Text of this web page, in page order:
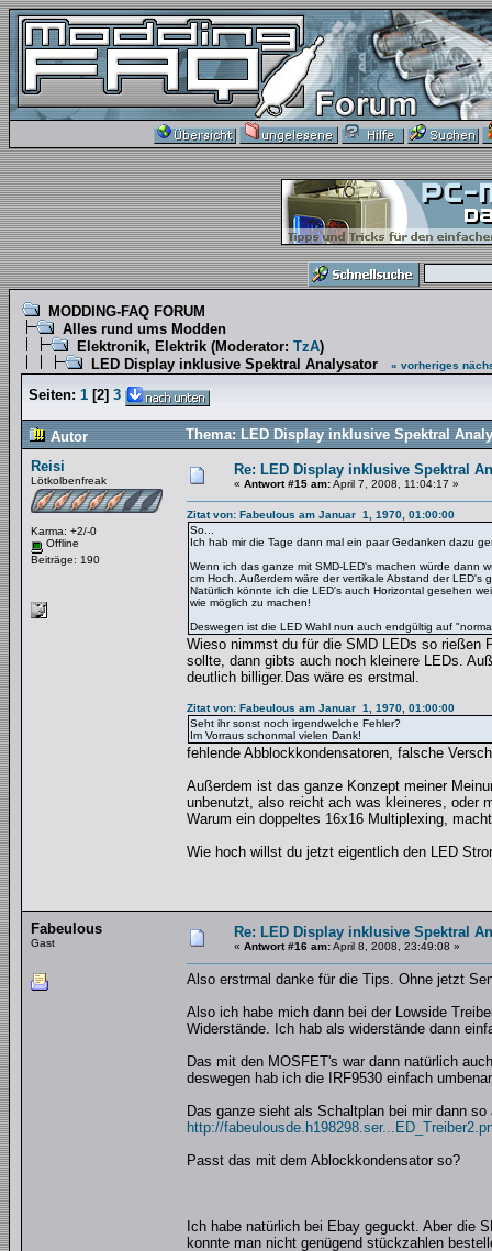
MODDING-FAQ FORUM
Alles rund ums Modden
Elektronik, Elektrik (Moderator: TzA)
LED Display inklusive Spektral Analysator
« vorheriges
Seiten: 1 [2] 3
Autor
Thema: LED Display inklusive Spektral
Reisi
Lötkolbenfreak
Karma: +2/-0
Offline
Beiträge: 190
Re: LED Display inklusive Spektral
« Antwort #15 am:April 7, 2008, 11:04:17 »
Zitat von: Fabeulous am Januar 1, 1970, 01:00:00
So...
Ich hab mir die Tage dann mal ein paar Gedanken dazu
Wenn ich das ganze mit SMD-LED's machen würde dann
cm Hoch. Außerdem wäre der vertikale Abstand der
Natürlich könnte ich die LED's auch Horizontal gesehen
wie möglich zu machen!
Deswegen ist die LED Wahl nun auch endgültig auf
Wieso nimmst du für die SMD LEDs so rießen
sollte, dann gibts auch noch kleinere LEDs.
deutlich billiger.Das wäre es erstmal.
Zitat von: Fabeulous am Januar 1, 1970, 01:00:00
Seht ihr sonst noch irgendwelche Fehler?
Im Vorraus schonmal vielen Dank!
fehlende Abblockkondensatoren, falsche
Außerdem ist das ganze Konzept meiner
unbenutzt, also reicht ach was kleineres, oder
Warum ein doppeltes 16x16 Multiplexing,
Wie hoch willst du jetzt eigentlich den LED
Fabeulous
Gast
Re: LED Display inklusive Spektral
« Antwort #16 am:April 8, 2008, 23:49:08 »
Also erstrmal danke für die Tips. Ohne jetzt
Also ich habe mich dann bei der Lowside
Widerstände. Ich hab als widerstände dann
Das mit den MOSFET's war dann natürlich
deswegen hab ich die IRF9530 einfach
Das ganze sieht als Schaltplan bei mir dann so
http://
Passt das mit dem Ablockkondensator so?
Ich habe natürlich bei Ebay geguckt. Aber die
konnte man nicht genügend stückzahlen